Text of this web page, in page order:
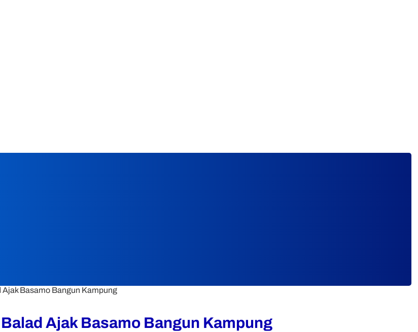
Ajak Basamo Bangun Kampung
Ajak Basamo Bangun Kampung